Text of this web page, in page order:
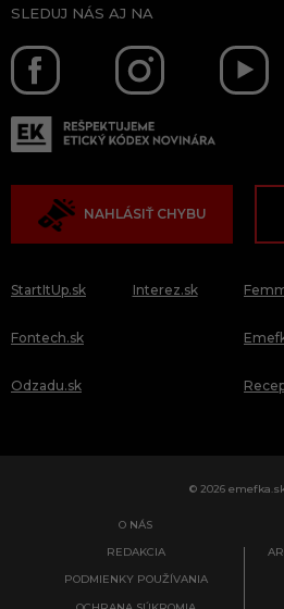
SLEDUJ NÁS AJ NA
NAHLÁSIŤ CHYBU
StartItUp.sk
Fontech.sk
Odzadu.sk
Interez.sk
© 2026
O NÁS
REDAKCIA
PODMIENKY POUŽÍVANIA